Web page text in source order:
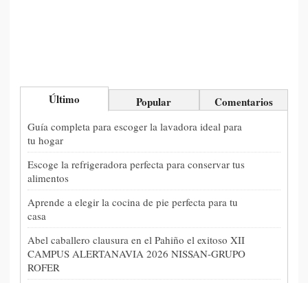
Último Popular Comentarios
Guía completa para escoger la lavadora ideal para
tu hogar
Escoge la refrigeradora perfecta para conservar tus
alimentos
Aprende a elegir la cocina de pie perfecta para tu
casa
Abel caballero clausura en el Pahiño el exitoso XII
CAMPUS ALERTANAVIA 2026 NISSAN-GRUPO
ROFER